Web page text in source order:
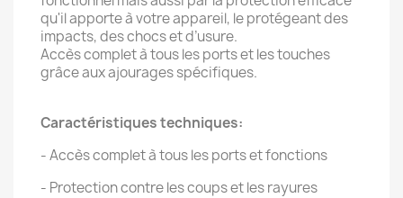
qu'il apporte à votre appareil, le protégeant des
impacts, des chocs et d’usure.
Accès complet à tous les ports et les touches
grâce aux ajourages spécifiques.
Caractéristiques techniques:
- Accès complet à tous les ports et fonctions
- Protection contre les coups et les rayures